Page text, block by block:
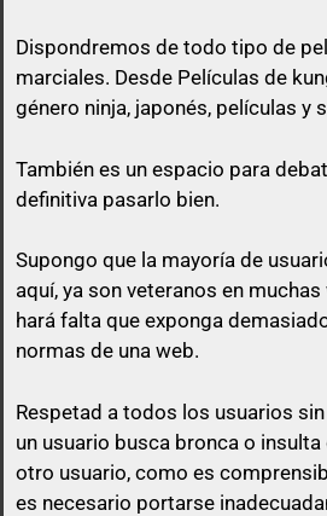
queda prohibido
vas a responder.
no poner el enlace ni a la
pasarlo por privado en el
usuario comente en su post
decente y relacionado con el
No vale un simple «Gracias»,
enlace», ni nada parecido a
esa índole
Dispondremos de todo tipo de
marciales. Desde Películas de
género ninja, japonés, películas y
También es un espacio para
definitiva pasarlo bien.
Supongo que la mayoría de
aquí, ya son veteranos en
hará falta que exponga
normas de una web.
Respetad a todos los usuarios
un usuario busca bronca o
otro usuario, como es
es necesario portarse